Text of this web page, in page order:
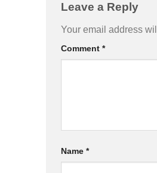
Leave a Reply
Your email address
Comment *
Name *